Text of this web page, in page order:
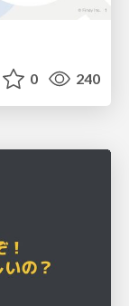
0 240